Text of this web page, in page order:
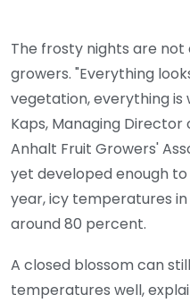
The frosty nights are
growers. "Everything
vegetation, everything is
Kaps, Managing Director
Anhalt Fruit Growers'
yet developed enough
year, icy temperatures
around 80 percent.
A closed blossom can
temperatures well,